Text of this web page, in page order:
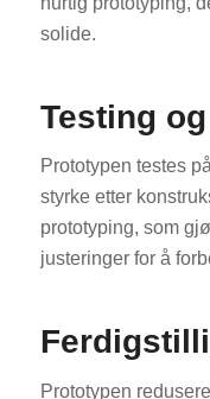
solide.
Testing
Prototypen testes
styrke etter
prototyping, som
justeringer for å
Prototypen